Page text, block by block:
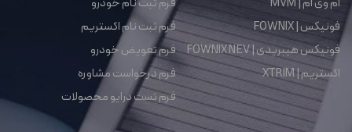
فونیکس | FOWNIX
فونیکس هیبریدی | FOWNIX NEV
اکستریم | XTRIM
فرم ثبت نام اکستریم
فرم تعویض خودرو
فرم درخواست مشاوره
فرم تست درایو محصولات